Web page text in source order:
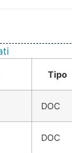
Tipo
DOC
DOC